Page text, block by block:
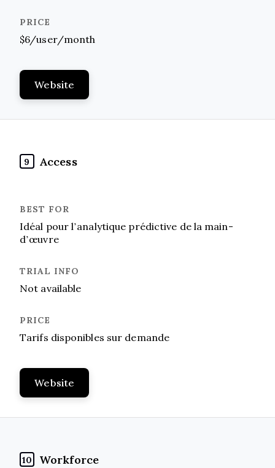
$6/user/month
Website
9 Access
Idéal pour l’analytique prédictive de la main-
d’œuvre
Not available
Tarifs disponibles sur demande
Website
10 Workforce